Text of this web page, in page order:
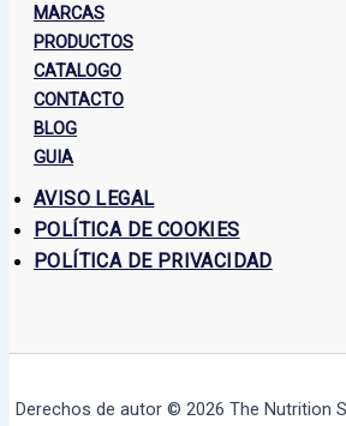
MARCAS
PRODUCTOS
CATALOGO
CONTACTO
BLOG
GUIA
AVISO LEGAL
POLÍTICA DE COOKIES
POLÍTICA DE PRIVACIDAD
Derechos de autor © 2026 The Nutrition